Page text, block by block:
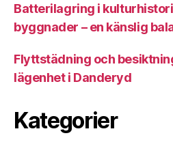
Batterilagring i
byggnader – en känslig
Flyttstädning och
lägenhet i Danderyd
Kategorier